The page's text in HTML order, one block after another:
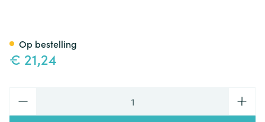
€ 21,24
Op bestelling